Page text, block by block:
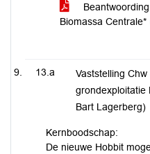
Biomassa Centrale*
13.a
Vaststelling
grondexploitatie
Bart Lagerberg)
Kernboodschap:
De nieuwe Hobbit